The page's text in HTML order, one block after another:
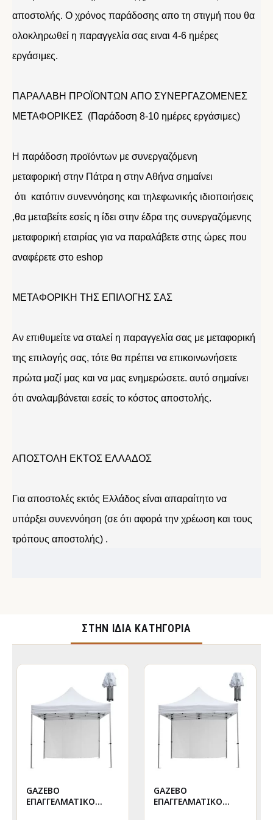
αποστολής. Ο χρόνος παράδοσης απο τη στιγμή που θα
ολοκληρωθεί η παραγγελία σας ειναι 4-6 ημέρες
εργάσιμες.
ΠΑΡΑΛΑΒΗ ΠΡΟΪΟΝΤΩΝ ΑΠΟ ΣΥΝΕΡΓΑΖΟΜΕΝΕΣ
ΜΕΤΑΦΟΡΙΚΕΣ (Παράδοση 8-10 ημέρες εργάσιμες)
Η παράδοση προϊόντων με συνεργαζόμενη
μεταφορική στην Πάτρα η στην Αθήνα σημαίνει
ότι κατόπιν συνεννόησης και τηλεφωνικής ιδιοποιήσεις
,θα μεταβείτε εσείς η ίδει στην έδρα της συνεργαζόμενης
μεταφορική εταιρίας για να παραλάβετε στης ώρες που
αναφέρετε στο eshop
ΜΕΤΑΦΟΡΙΚΗ ΤΗΣ ΕΠΙΛΟΓΗΣ ΣΑΣ
Αν επιθυμείτε να σταλεί η παραγγελία σας με μεταφορική
της επιλογής σας, τότε θα πρέπει να επικοινωνήσετε
πρώτα μαζί μας και να μας ενημερώσετε. αυτό σημαίνει
ότι αναλαμβάνεται εσείς το κόστος αποστολής.
ΑΠΟΣΤΟΛΗ ΕΚΤΟΣ ΕΛΛΑΔΟΣ
Για αποστολές εκτός Ελλάδος είναι απαραίτητο να
υπάρξει συνεννόηση (σε ότι αφορά την χρέωση και τους
τρόπους αποστολής) .
ΣΤΉΝ ΊΔΙΑ ΚΑΤΗΓΟΡΊΑ
GAZEBO
ΕΠΑΓΓΕΛΜΑΤΙΚΟ
GAZEBO
ΕΠΑΓΓΕΛΜΑΤΙΚΟ